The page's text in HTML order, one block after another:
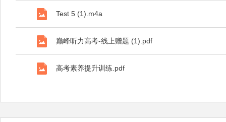
Test 5 (1).m4a
巅峰听力高考-线上赠题 (1).pdf
高考素养提升训练.pdf